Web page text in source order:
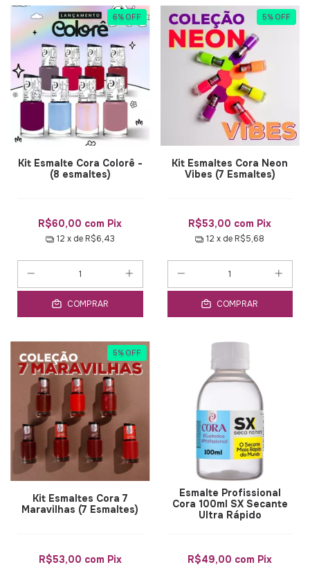
6% OFF
Kit Esmalte Cora Colorê -
(8 esmaltes)
R$60,00 com Pix
12 x de R$6,43
COMPRAR
5% OFF
Kit Esmaltes Cora Neon
Vibes (7 Esmaltes)
R$53,00 com Pix
12 x de R$5,68
COMPRAR
5% OFF
Kit Esmaltes Cora 7
Maravilhas (7 Esmaltes)
R$53,00 com Pix
Esmalte Profissional
Cora 100ml SX Secante
Ultra Rápido
R$49,00 com Pix